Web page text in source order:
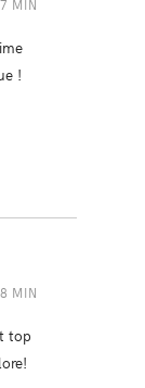
MIN
!
MIN
top